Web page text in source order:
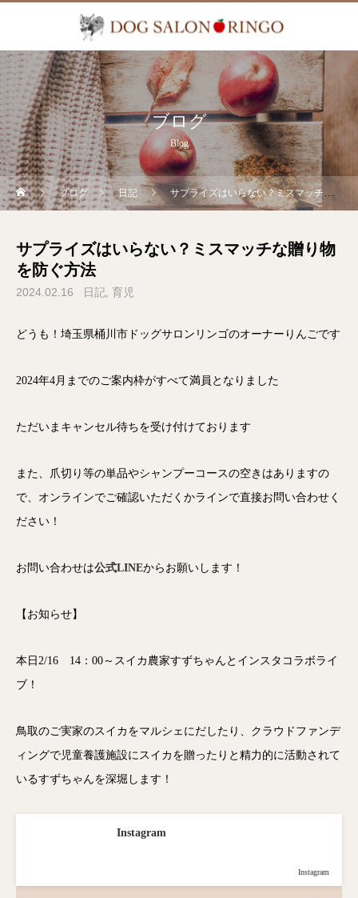
ブログ
Blog
ブログ 日記 サプライズはいらない？ミスマッチな贈り物を防ぐ方法
サプライズはいらない？ミスマッチな贈り物
を防ぐ方法
2024.02.16 日記 育児
どうも！埼玉県桶川市ドッグサロンリンゴのオーナーりんごです
2024年4月までのご案内枠がすべて満員となりました
ただいまキャンセル待ちを受け付けております
また、爪切り等の単品やシャンプーコースの空きはありますの
で、オンラインでご確認いただくかラインで直接お問い合わせく
ださい！
お問い合わせは公式LINEからお願いします！
【お知らせ】
本日2/16 14：00～スイカ農家すずちゃんとインスタコラボライ
ブ！
鳥取のご実家のスイカをマルシェにだしたり、クラウドファンデ
ィングで児童養護施設にスイカを贈ったりと精力的に活動されて
いるすずちゃんを深堀します！
Instagram
Instagram